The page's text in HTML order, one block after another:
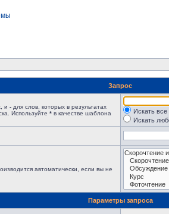
Запрос
и - для слов, которых в результатах
Используйте * в качестве шаблона
Искать все
Искать
автоматически, если вы не
Параметры запроса